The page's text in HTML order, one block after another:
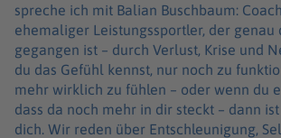
spreche ich mit Balian Buschbaum:
ehemaliger Leistungssportler, der genau
gegangen ist – durch Verlust, Krise und
du das Gefühl kennst, nur noch zu
mehr wirklich zu fühlen – oder wenn du
dass da noch mehr in dir steckt – dann
dich. Wir reden über Entschleunigung,